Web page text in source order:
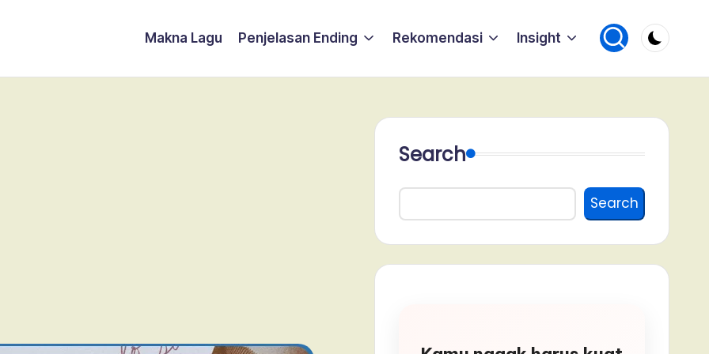
Makna Lagu Penjelasan Ending Rekomendasi Insight
Search
Search